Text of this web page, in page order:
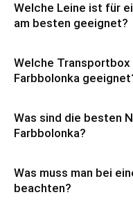
Welche Leine ist für
am besten geeignet?
Welche
Farbbolonka
Was sind die besten
Farbbolonka?
Was muss man bei
beachten?